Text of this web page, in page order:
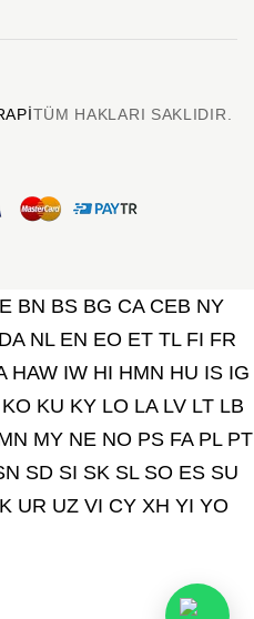
TÜM HAKLARI SAKLIDIR.
BN BS BG CA CEB NY
DA NL EN EO ET TL FI FR
HAW IW HI HMN HU IS IG
KO KU KY LO LA LV LT LB
MY NE NO PS FA PL PT
SD SI SK SL SO ES SU
UR UZ VI CY XH YI YO